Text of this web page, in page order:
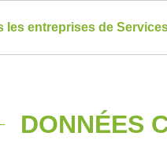
les entreprises de
DONNÉES